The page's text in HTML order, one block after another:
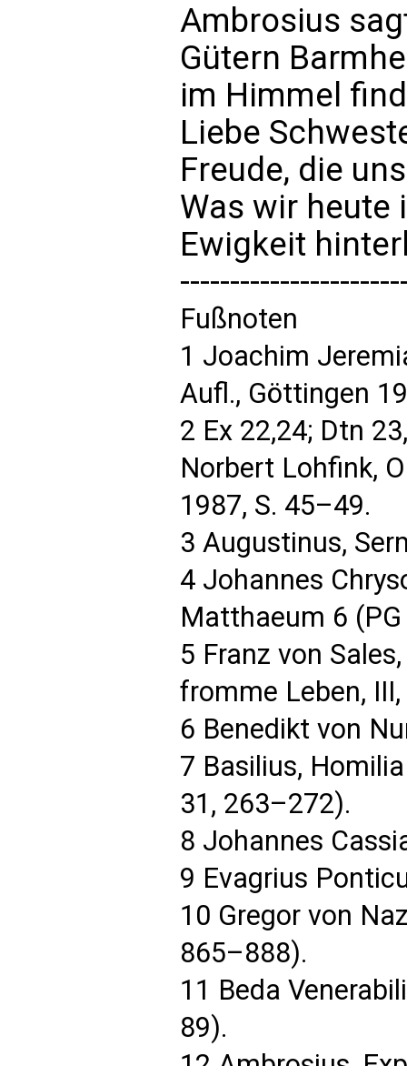
Ambrosius
Gütern
im Himmel
Liebe
Freude, die
Was wir heute
Ewigkeit
Fußnoten
1 Joachim
Aufl., Göttingen
2 Ex 22,24; Dtn
Norbert Lohfink,
1987, S. 45–49.
3 Augustinus,
4 Johannes
Matthaeum 6
5 Franz von
fromme Leben,
6 Benedikt von
7 Basilius,
31, 263–272).
8 Johannes
9 Evagrius
10 Gregor von
865–888).
11 Beda
89).